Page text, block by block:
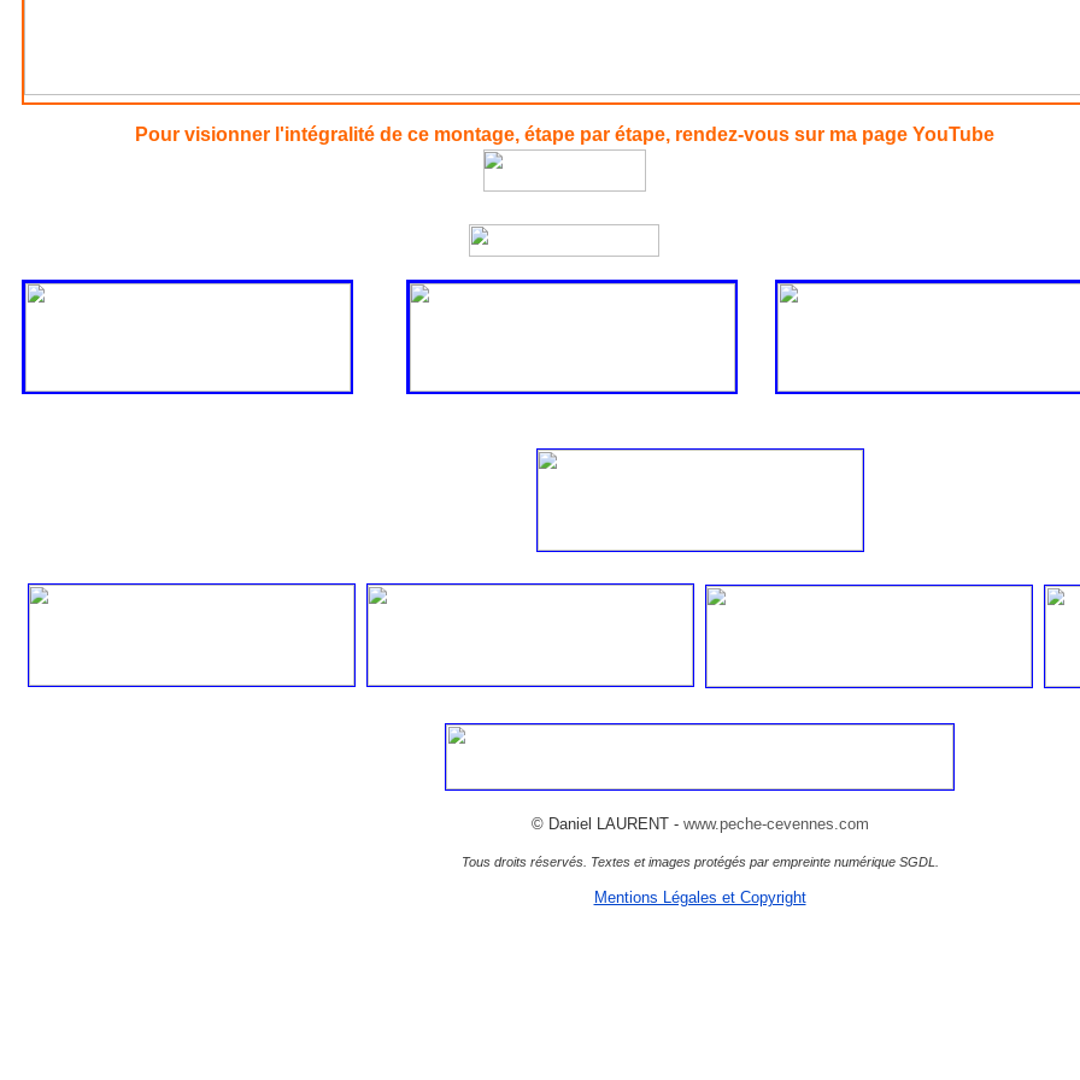
Pour visionner l'intégralité de ce montage, étape par étape, rendez-vous sur ma page